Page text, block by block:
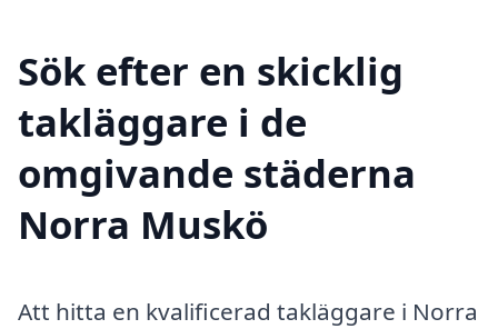
Sök efter en skicklig
takläggare i de
omgivande städerna
Norra Muskö
Att hitta en kvalificerad takläggare i Norra